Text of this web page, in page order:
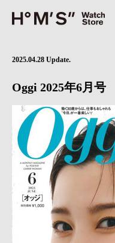
2025.04.28 Update.
Oggi 2025年6月号